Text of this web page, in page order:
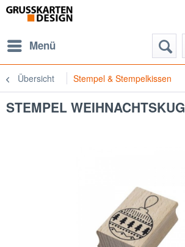
Menü
Übersicht Stempel & Stempelkissen
STEMPEL